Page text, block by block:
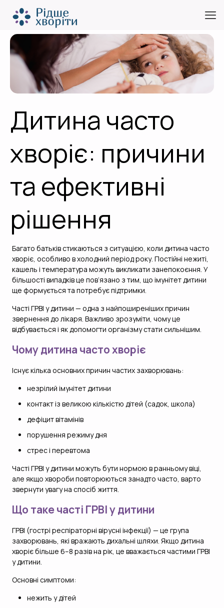
Дитина часто
хворіє: причини
та ефективні
рішення
Багато батьків стикаються з ситуацією, коли дитина часто
хворіє, особливо в холодний період року. Постійні нежиті,
кашель і температура можуть викликати занепокоєння. У
більшості випадків це пов’язано з тим, що імунітет дитини
ще формується та потребує підтримки.
Часті ГРВІ у дитини — одна з найпоширеніших причин
звернення до лікаря. Важливо зрозуміти, чому це
відбувається і як допомогти організму стати сильнішим.
Чому дитина часто хворіє
Існує кілька основних причин частих захворювань:
незрілий імунітет дитини
контакт із великою кількістю дітей (садок, школа)
дефіцит вітамінів
порушення режиму дня
стрес і перевтома
Часті ГРВІ у дитини можуть бути нормою в ранньому віці,
але якщо хвороби повторюються занадто часто, варто
звернути увагу на спосіб життя.
Що таке часті ГРВІ у дитини
ГРВІ (гострі респіраторні вірусні інфекції) — це група
захворювань, які вражають дихальні шляхи. Якщо дитина
хворіє більше 6–8 разів на рік, це вважається частими ГРВІ
у дитини.
Основні симптоми:
нежить у дітей